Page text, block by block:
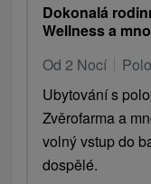
Dokonalá
Wellness a
Od 2 Nocí
Ubytování s
Zvěrofarma a
volný vstup do
dospělé.